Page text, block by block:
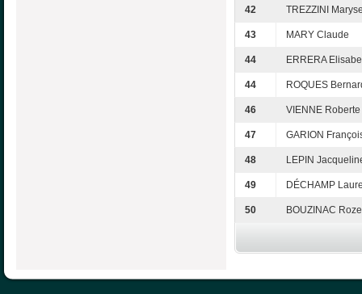
42 TREZZINI
43 MARY Claude
44 ERRERA
44 ROQUES
46 VIENNE Roberte
47 GARION
48 LEPIN
49 DÉCHAMP
50 BOUZINAC